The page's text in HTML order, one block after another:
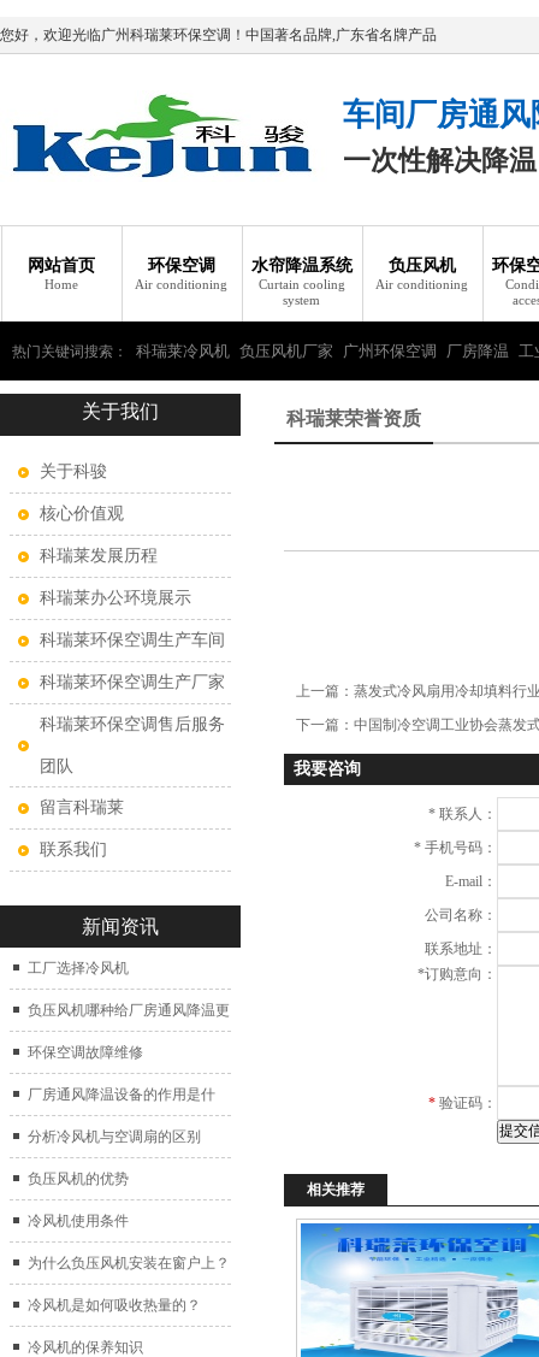
您好，欢迎光临广州科瑞莱环保空调！中国著名品牌,广东省名牌产品
车间厂房通
一次性解决降
网站首页
Home
环保空调
Air conditioning
水帘降温系统
Curtain cooling
system
负压风机
Air conditioning
环保
热门关键词搜索： 科瑞莱冷风机 负压风机厂家 广州环保空调 厂房降温 工
瑞莱环保空调关于我们
关于科骏
核心价值观
科瑞莱发展历程
科瑞莱办公环境展示
科瑞莱环保空调生产车间
科瑞莱环保空调生产厂家
科瑞莱环保空调售后服务
团队
留言科瑞莱
联系我们
新闻资讯
工厂选择冷风机
负压风机哪种给厂房通风降温更
好？
环保空调故障维修
厂房通风降温设备的作用是什
么？
分析冷风机与空调扇的区别
负压风机的优势
冷风机使用条件
为什么负压风机安装在窗户上？
冷风机是如何吸收热量的？
冷风机的保养知识
科瑞莱荣誉资质
上一篇： 蒸发式冷风扇用冷却填料行
下一篇： 中国制冷空调工业协会蒸发
我要咨询
* 联系人：
* 手机号码：
E-mail：
公司名称：
联系地址：
*订购意向：
* 验证码：
相关推荐